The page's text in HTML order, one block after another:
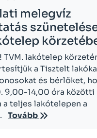
melegvíz
TVM. lakótelep
a Tisztelt
és bérlőket,
9,00-14,00 óra közötti
a teljes lakótelepen a
Tovább